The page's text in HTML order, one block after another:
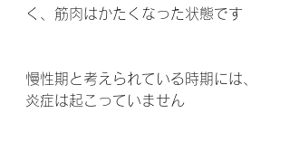
く、筋肉はかたくなった状態です
慢性期と考えられている時期には、
炎症は起こっていません